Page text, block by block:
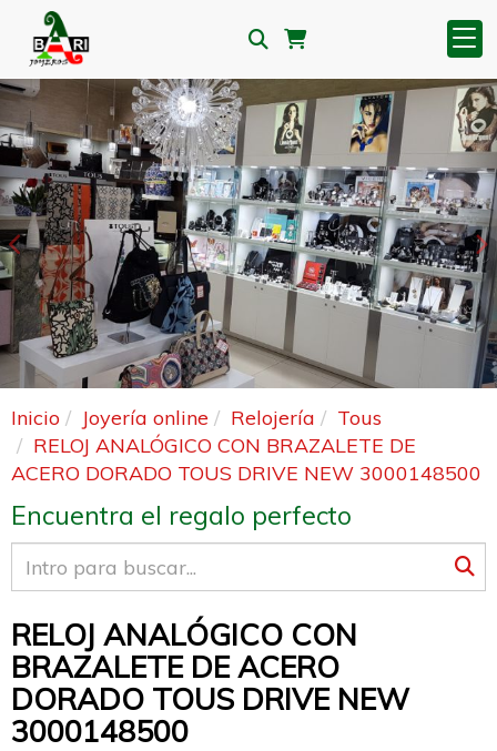
Anterior
Inicio Joyería online Relojería
Tous
RELOJ ANALÓGICO CON BRAZALETE DE
ACERO DORADO TOUS DRIVE NEW 3000148500
Encuentra el regalo perfecto
RELOJ ANALÓGICO CON
BRAZALETE DE ACERO
DORADO TOUS DRIVE NEW
3000148500